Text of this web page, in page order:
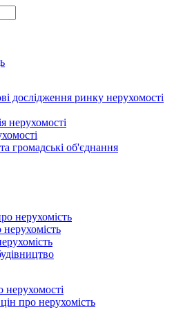
дослідження ринку нерухомості
нерухомості
громадські об'єднання
нерухомість
про нерухомість